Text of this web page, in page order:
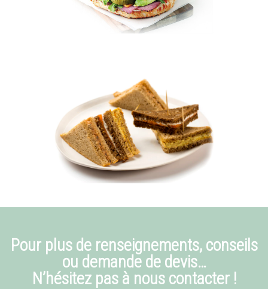
Pour plus de renseignements, conseils
ou demande de devis…
N’hésitez pas à nous contacter !